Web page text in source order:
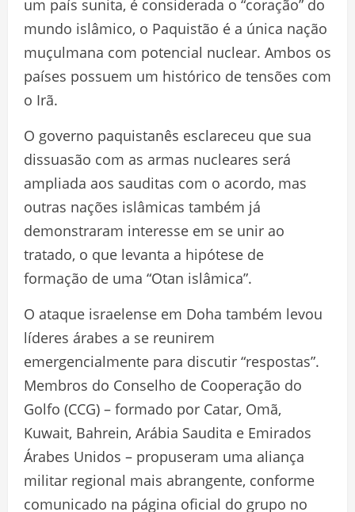
um país sunita, é considerada o “coração” do
mundo islâmico, o Paquistão é a única nação
muçulmana com potencial nuclear. Ambos os
países possuem um histórico de tensões com
o Irã.
O governo paquistanês esclareceu que sua
dissuasão com as armas nucleares será
ampliada aos sauditas com o acordo, mas
outras nações islâmicas também já
demonstraram interesse em se unir ao
tratado, o que levanta a hipótese de
formação de uma “Otan islâmica”.
O ataque israelense em Doha também levou
líderes árabes a se reunirem
emergencialmente para discutir “respostas”.
Membros do Conselho de Cooperação do
Golfo (CCG) – formado por Catar, Omã,
Kuwait, Bahrein, Arábia Saudita e Emirados
Árabes Unidos – propuseram uma aliança
militar regional mais abrangente, conforme
comunicado na página oficial do grupo no